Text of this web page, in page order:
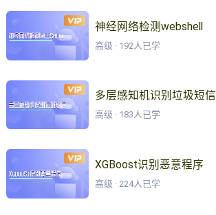
神经网络检测webshell
高级 · 192人已学
多层感知机识别垃圾短信
高级 · 183人已学
XGBoost识别恶意程序
高级 · 224人已学